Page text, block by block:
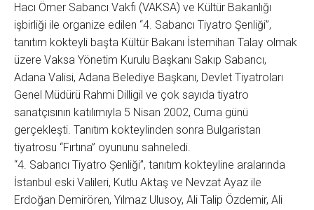
Hacı Ömer Sabancı Vakfı (VAKSA) ve Kültür Bakanlığı
işbirliği ile organize edilen “4. Sabancı Tiyatro Şenliği”,
tanıtım kokteyli başta Kültür Bakanı İstemihan Talay olmak
üzere Vaksa Yönetim Kurulu Başkanı Sakıp Sabancı,
Adana Valisi, Adana Belediye Başkanı, Devlet Tiyatroları
Genel Müdürü Rahmi Dilligil ve çok sayıda tiyatro
sanatçısının katılımıyla 5 Nisan 2002, Cuma günü
gerçekleşti. Tanıtım kokteylinden sonra Bulgaristan
tiyatrosu “Fırtına” oyununu sahneledi.
“4. Sabancı Tiyatro Şenliği”, tanıtım kokteyline aralarında
İstanbul eski Valileri, Kutlu Aktaş ve Nevzat Ayaz ile
Erdoğan Demirören, Yılmaz Ulusoy, Ali Talip Özdemir, Ali